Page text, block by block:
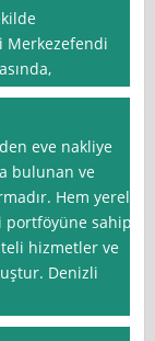
Merkezefendi
eve nakliye
bulunan ve
Hem yerel
portföyüne sahip
hizmetler ve
Denizli